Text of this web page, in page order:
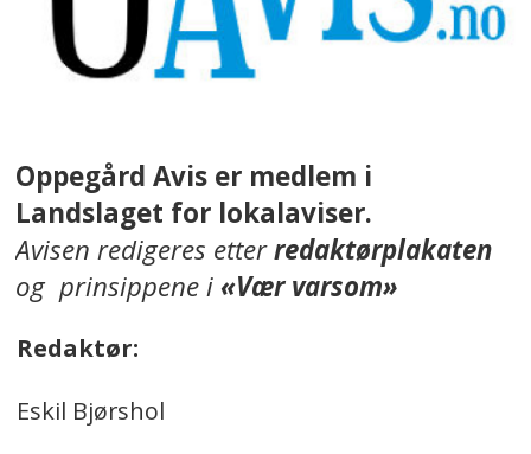
Oppegård Avis er medlem i
Landslaget for lokalaviser.
Avisen redigeres etterredaktørplakaten
og prinsippene i«Vær varsom»
Redaktør:
Eskil Bjørshol